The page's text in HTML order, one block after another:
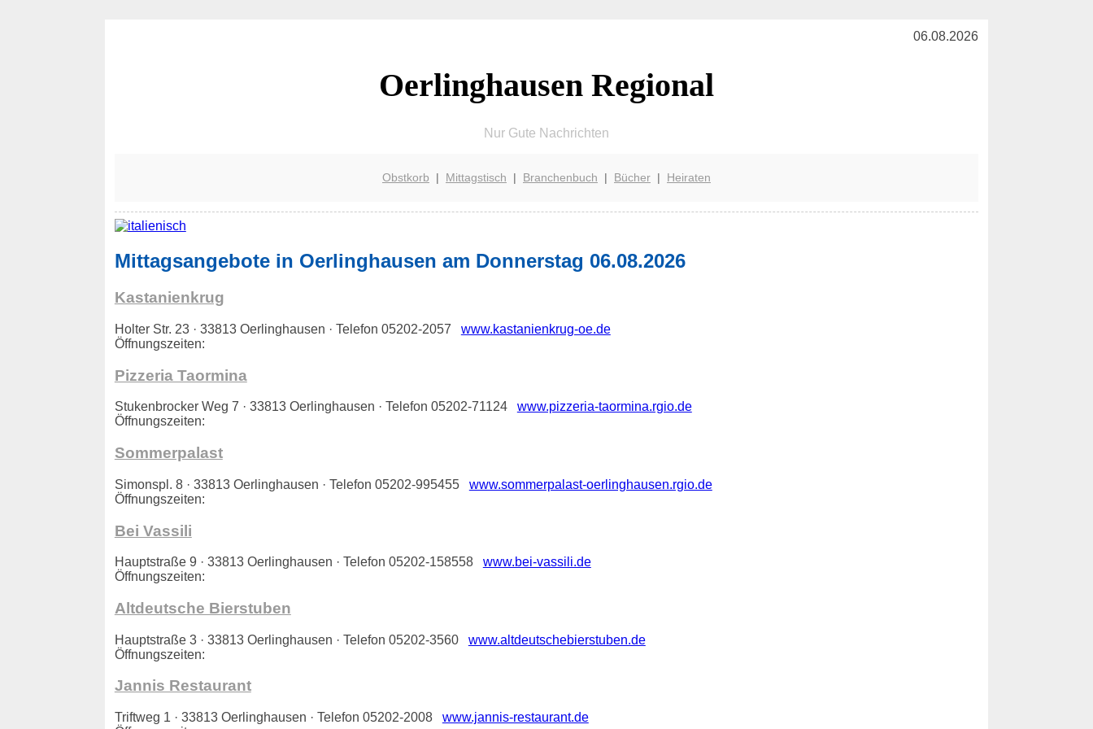
06.08.2026
Oerlinghausen Regional
Nur Gute Nachrichten
Obstkorb | Mittagstisch | Branchenbuch | Bücher| Heiraten
Mittagsangebote in Oerlinghausen am Donnerstag 06.08.2026
Kastanienkrug
Holter Str. 23 · 33813 Oerlinghausen · Telefon 05202-2057 www.kastanienkrug-oe.de
Öffnungszeiten:
Pizzeria Taormina
Stukenbrocker Weg 7 · 33813 Oerlinghausen · Telefon 05202-71124 www.pizzeria-taormina.rgio.de
Öffnungszeiten:
Sommerpalast
Simonspl. 8 · 33813 Oerlinghausen · Telefon 05202-995455 www.sommerpalast-oerlinghausen.rgio.de
Öffnungszeiten:
Bei Vassili
Hauptstraße 9 · 33813 Oerlinghausen · Telefon 05202-158558 www.bei-vassili.de
Öffnungszeiten:
Altdeutsche Bierstuben
Hauptstraße 3 · 33813 Oerlinghausen · Telefon 05202-3560 www.altdeutschebierstuben.de
Öffnungszeiten:
Jannis Restaurant
Triftweg 1 · 33813 Oerlinghausen · Telefon 05202-2008 www.jannis-restaurant.de